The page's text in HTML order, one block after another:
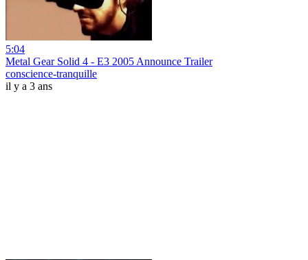
5:04
Metal Gear Solid 4 - E3 2005 Announce Trailer
conscience-tranquille
il y a 3 ans